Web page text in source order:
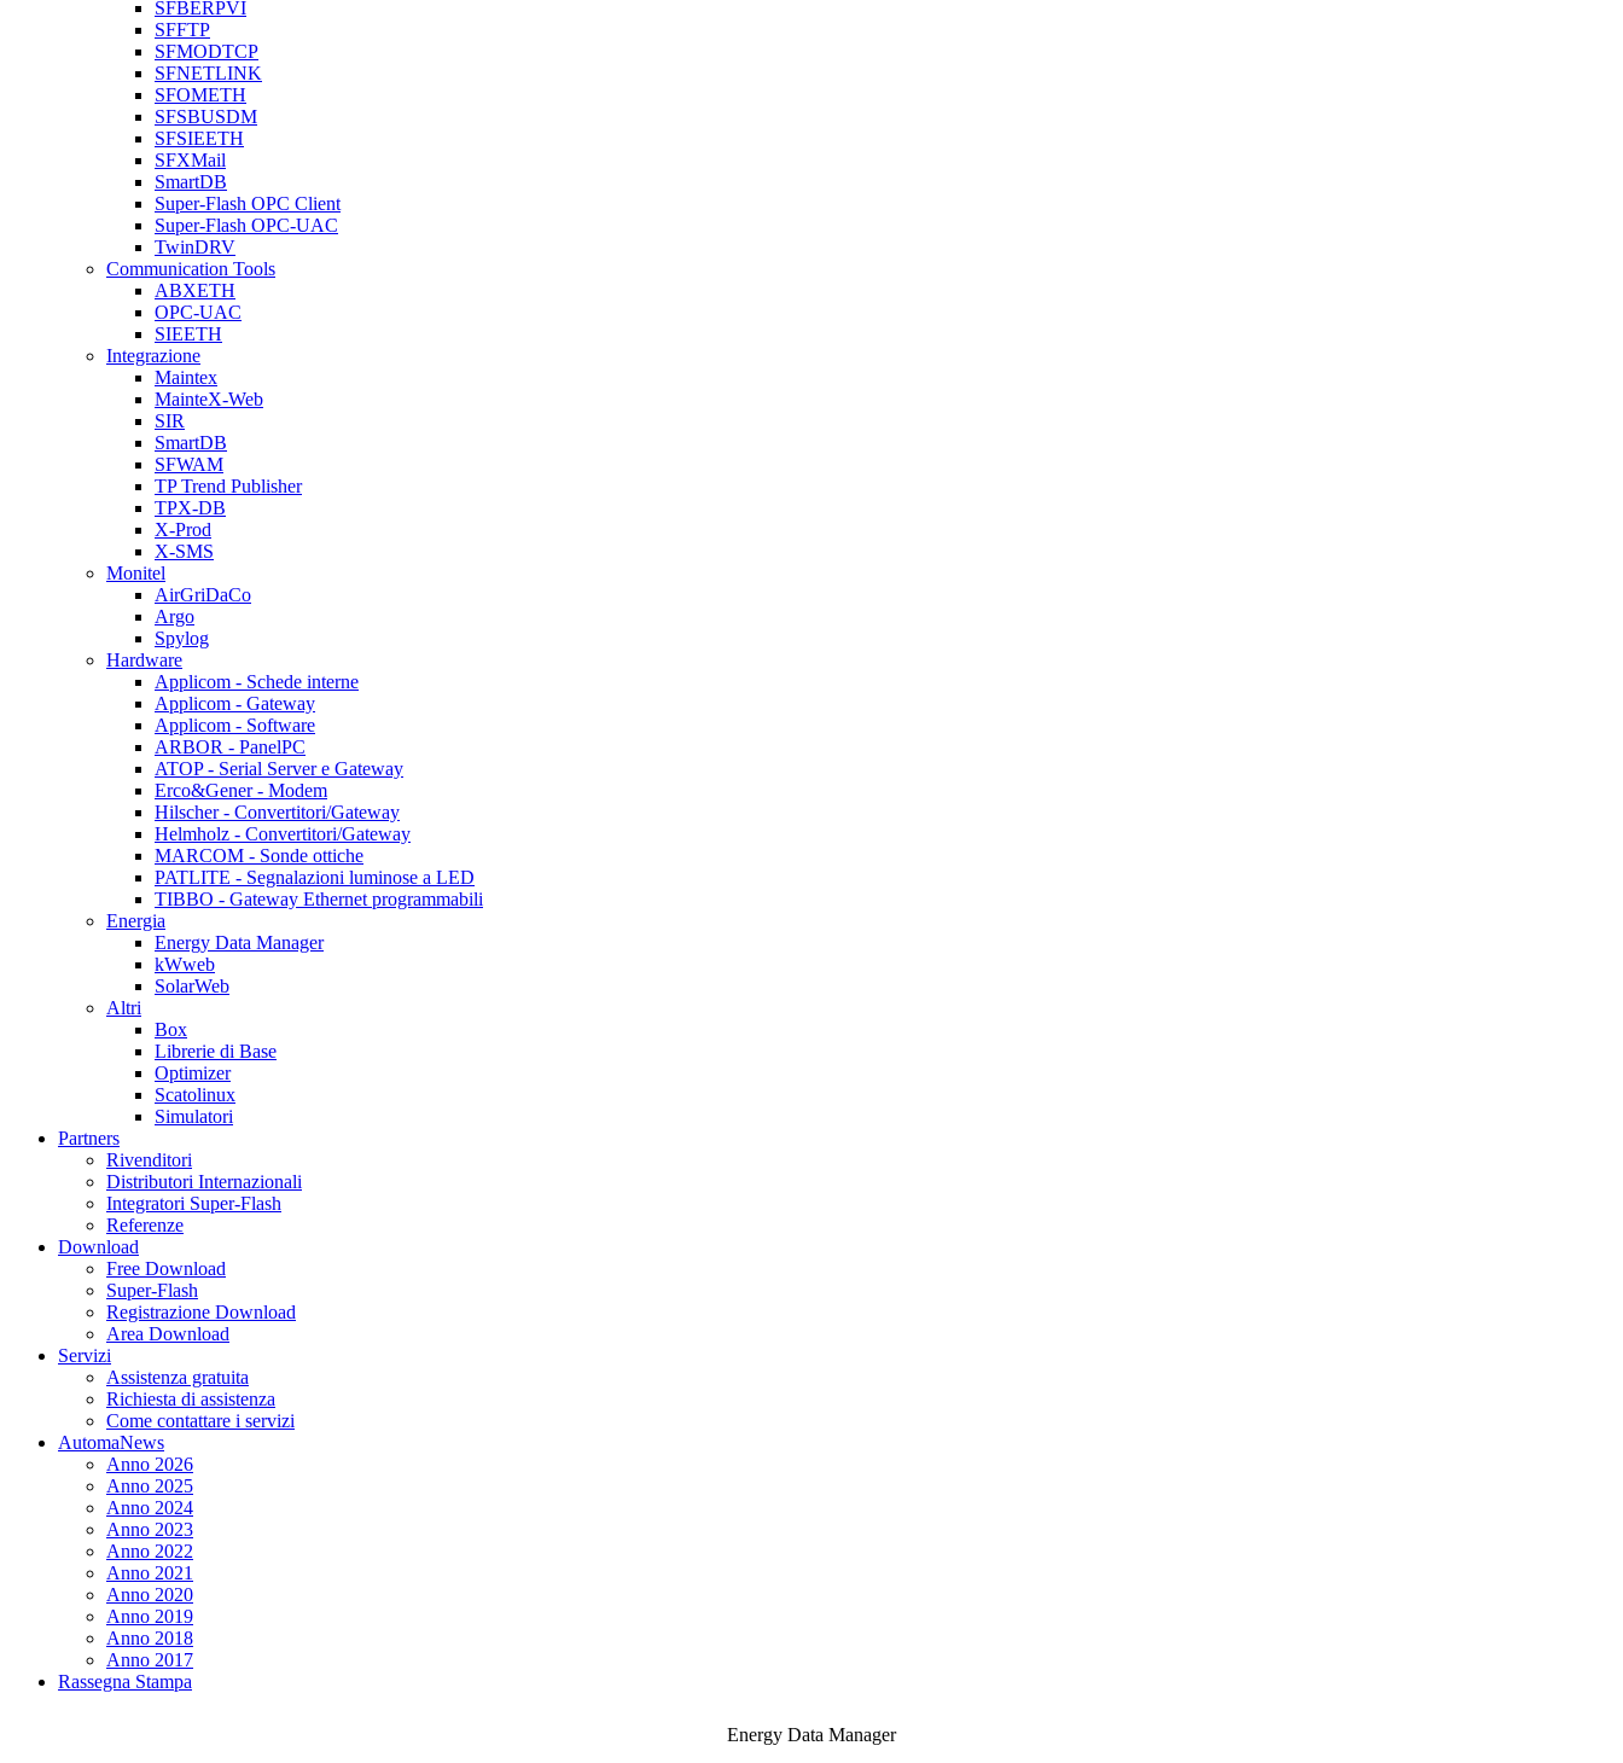
SFBERPVI
SFFTP
SFMODTCP
SFNETLINK
SFOMETH
SFSBUSDM
SFSIEETH
SFXMail
SmartDB
Super-Flash OPC Client
Super-Flash OPC-UAC
TwinDRV
Communication Tools
ABXETH
OPC-UAC
SIEETH
Integrazione
Maintex
MainteX-Web
SIR
SmartDB
SFWAM
TP Trend Publisher
TPX-DB
X-Prod
X-SMS
Monitel
AirGriDaCo
Argo
Spylog
Hardware
Applicom - Schede interne
Applicom - Gateway
Applicom - Software
ARBOR - PanelPC
ATOP - Serial Server e Gateway
Erco&Gener - Modem
Hilscher - Convertitori/Gateway
Helmholz - Convertitori/Gateway
MARCOM - Sonde ottiche
PATLITE - Segnalazioni luminose a LED
TIBBO - Gateway Ethernet programmabili
Energia
Energy Data Manager
kWweb
SolarWeb
Altri
Box
Librerie di Base
Optimizer
Scatolinux
Simulatori
Partners
Rivenditori
Distributori Internazionali
Integratori Super-Flash
Referenze
Download
Free Download
Super-Flash
Registrazione Download
Area Download
Servizi
Assistenza gratuita
Richiesta di assistenza
Come contattare i servizi
AutomaNews
Anno 2026
Anno 2025
Anno 2024
Anno 2023
Anno 2022
Anno 2021
Anno 2020
Anno 2019
Anno 2018
Anno 2017
Rassegna Stampa
Energy Data Manager